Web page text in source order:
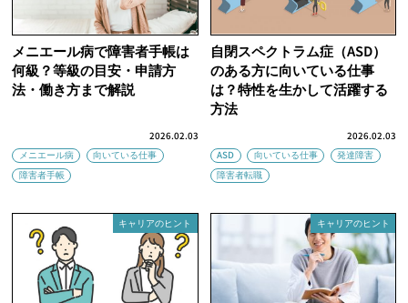
メニエール病で障害者手帳は
何級？等級の目安・申請方
法・働き方まで解説
2026.02.03
メニエール病
向いている仕事
障害者手帳
自閉スペクトラム症（ASD）
のある方に向いている仕事
は？特性を生かして活躍する
方法
2026.02.03
ASD
向いている仕事
発達障害
障害者転職
キャリアのヒント キャリアのヒント